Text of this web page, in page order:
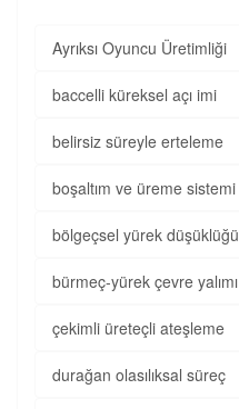
Ayrıksı Oyuncu Üretimliği
baccelli küreksel açı imi
belirsiz süreyle erteleme
boşaltım ve üreme sistemi
bölgeçsel yürek düşüklüğü
bürmeç-yürek çevre yalımı
çekimli üreteçli ateşleme
durağan olasılıksal süreç